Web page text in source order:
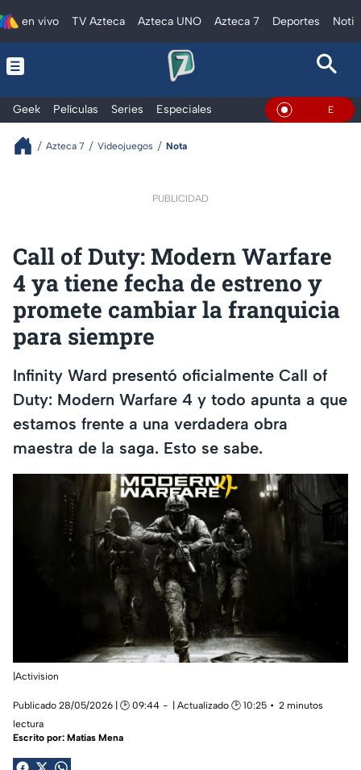
en vivo TV Azteca Azteca UNO Azteca 7 Deportes
Geek Películas Series Especiales En Vivo
Azteca 7 Videojuegos Nota
PUBLICIDAD
Call of Duty: Modern Warfare
4 ya tiene fecha de estreno y
promete cambiar la franquicia
para siempre
Infinity Ward presentó oficialmente Call of
Duty: Modern Warfare 4 y todo apunta a que
estamos frente a una verdadera obra
maestra de la saga. Esto se sabe.
|Activision
Publicado 28/05/2026 | 🕑 09:44 | Actualizado 🕑 10:25
2 minutos
lectura
Escrito por: Matías Mena